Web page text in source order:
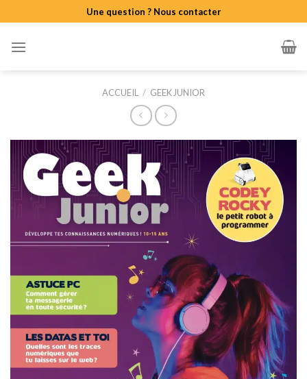
to
content
Une question ? Nous contacter
ACCUEIL / GEEK JUNIOR